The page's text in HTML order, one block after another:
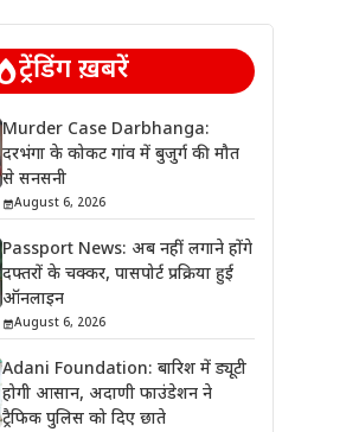
ट्रेंडिंग ख़बरें
Murder Case Darbhanga:
दरभंगा के कोकट गांव में बुजुर्ग की मौत
से सनसनी
August 6, 2026
Passport News: अब नहीं लगाने होंगे
दफ्तरों के चक्कर, पासपोर्ट प्रक्रिया हुई
ऑनलाइन
August 6, 2026
Adani Foundation: बारिश में ड्यूटी
होगी आसान, अदाणी फाउंडेशन ने
ट्रैफिक पुलिस को दिए छाते